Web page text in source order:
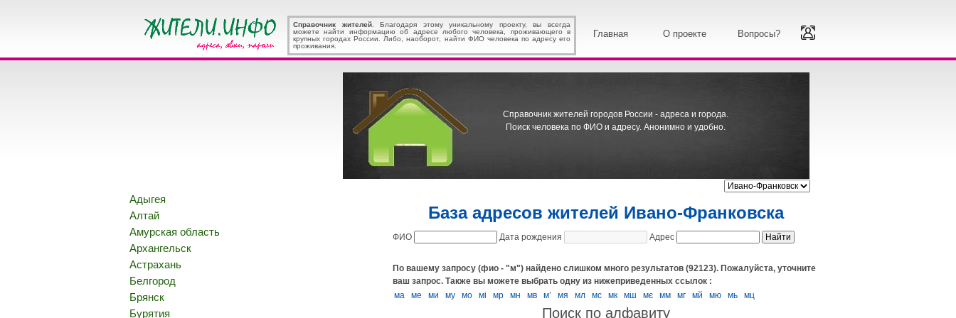
Справочник жителей. Благодаря этому уникальному проекту, вы всегда
можете найти информацию об адресе любого человека, проживающего в
крупных городах России. Либо, наоборот, найти ФИО человека по адресу его
проживания.
Главная О проекте Вопросы?
Справочник жителей городов России - адреса и города.
Поиск человека по ФИО и адресу. Анонимно и удобно.
Адыгея
Алтай
Амурская область
Архангельск
Астрахань
Белгород
Брянск
Бурятия
База адресов жителей Ивано-Франковска
ФИО Дата рождения Адрес
По вашему запросу (фио - "м") найдено слишком много результатов (92123). Пожалуйста, уточните
ваш запрос. Также вы можете выбрать одну из нижеприведенных ссылок :
ма
ме ми му мо мі мр мн мв м’ мя мл мс мк мш мє мм мг мй мю мь мц
Поиск по алфавиту